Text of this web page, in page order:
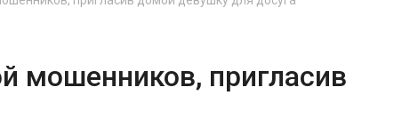
мошенников, пригласив